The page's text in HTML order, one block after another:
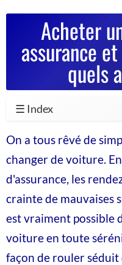
Acheter
assurance
quels
☰ Index
On a tous rêvé de
changer de voiture.
d'assurance, les
crainte de mauvaises
est vraiment possible
voiture en toute
façon de rouler séduit